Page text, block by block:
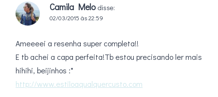
Camila Melo disse:
02/03/2015 às 22:59
Ameeeei a resenha super completa!!
E tb achei a capa perfeita!Tb estou precisando ler mais
hihihi, beijinhos :*
http://www.estiloaqualquercusto.com